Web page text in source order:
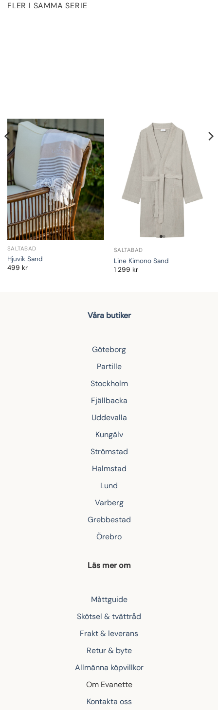
FLER I SAMMA SERIE
SALTABAD
Hjuvik Sand
499 kr
SALTABAD
Line Kimono Sand
1 299 kr
Våra butiker
Göteborg
Partille
Stockholm
Fjällbacka
Uddevalla
Kungälv
Strömstad
Halmstad
Lund
Varberg
Grebbestad
Örebro
Läs mer om
Måttguide
Skötsel & tvättråd
Frakt & leverans
Retur & byte
Allmänna köpvillkor
Om Evanette
Kontakta oss